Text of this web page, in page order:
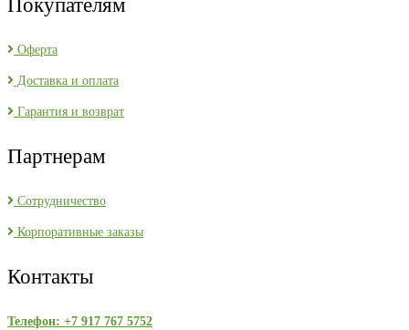
Покупателям
Оферта
Доставка и оплата
Гарантия и возврат
Партнерам
Сотрудничество
Корпоративные заказы
Контакты
Телефон: +7 917 767 5752